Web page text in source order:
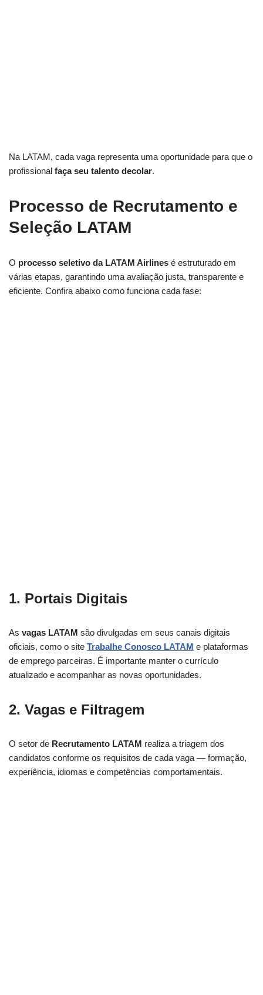
Na LATAM, cada vaga representa uma oportunidade para que o
profissional faça seu talento decolar.
Processo de Recrutamento e
Seleção LATAM
O processo seletivo da LATAM Airlines é estruturado em
várias etapas, garantindo uma avaliação justa, transparente e
eficiente. Confira abaixo como funciona cada fase:
1. Portais Digitais
As vagas LATAM são divulgadas em seus canais digitais
oficiais, como o site Trabalhe Conosco LATAM e plataformas
de emprego parceiras. É importante manter o currículo
atualizado e acompanhar as novas oportunidades.
2. Vagas e Filtragem
O setor de Recrutamento LATAM realiza a triagem dos
candidatos conforme os requisitos de cada vaga — formação,
experiência, idiomas e competências comportamentais.